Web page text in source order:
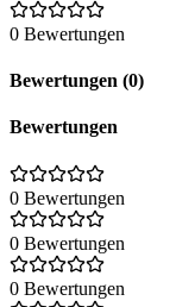
0 Bewertungen
Bewertungen (0)
Bewertungen
0 Bewertungen
0 Bewertungen
0 Bewertungen